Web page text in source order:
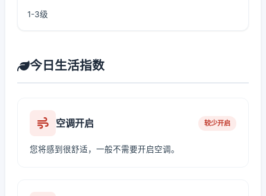
1-3级
今日生活指数
空调开启 较少开启
您将感到很舒适，一般不需要开启空调。